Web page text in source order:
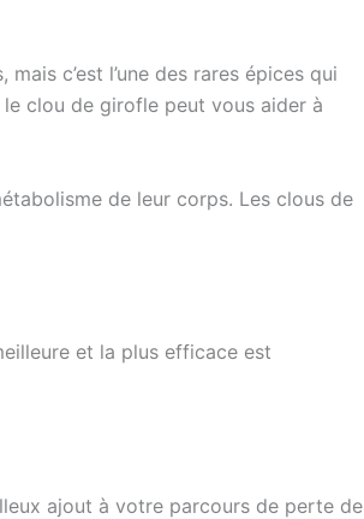
c’est l’une des rares épices qui
clou de girofle peut vous aider à
de leur corps. Les clous de
et la plus efficace est
ajout à votre parcours de perte de